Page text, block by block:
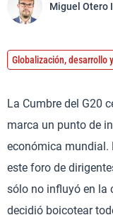
Miguel Otero
Globalización, desarrollo
La Cumbre del G20
marca un punto de
económica mundial.
este foro de
sólo no influyó en la
decidió boicotear